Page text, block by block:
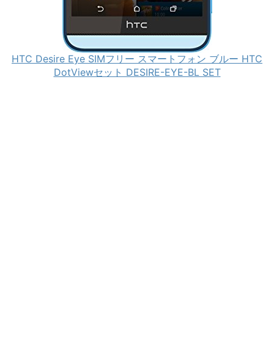
HTC Desire Eye SIMフリー スマートフォン ブルー HTC
DotViewセット DESIRE-EYE-BL SET